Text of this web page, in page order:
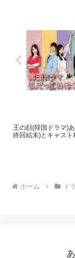
王の顔(韓国ドラマ)
終回結末)とキャスト
ホーム ド